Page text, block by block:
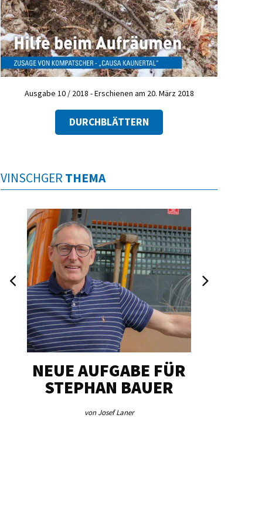
Ausgabe 10 / 2018 - Erschienen am 20. März 2018
DURCHBLÄTTERN
VINSCHGER THEMA
NEUE AUFGABE FÜR
STEPHAN BAUER
von Josef Laner